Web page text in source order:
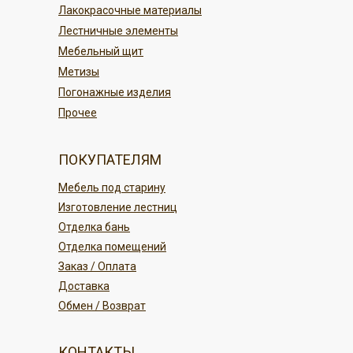
ПОДРОБНЕЕ
Отделка бань
Изготовление лестниц
Мебель под старину
ПОКУПАТЕЛЯМ
Прочее
Метизы
Лакокрасочные материалы
Погонажные изделия
Мебельный щит
Лестничные элементы
Обмен / Возврат
Отделка помещений
Заказ / Оплата
Доставка